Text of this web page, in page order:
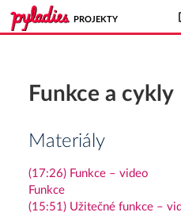
PROJEKTY
Funkce a cykly
Materiály
(17:26) Funkce – video
Funkce
(15:51) Užitečné funkce –